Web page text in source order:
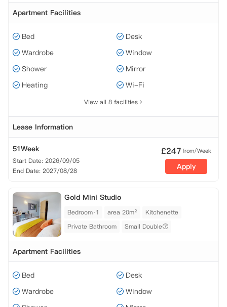
Apartment Facilities
Bed
Desk
Wardrobe
Window
Shower
Mirror
Heating
Wi-Fi
View all 8 facilities
Lease Information
51Week
Start Date: 2026/09/05
End Date: 2027/08/28
£247from/Week
Apply
Gold Mini Studio
Bedroom·1 area 20m²
Kitchenette
Private Bathroom
Small Double
Apartment Facilities
Bed
Desk
Wardrobe
Window